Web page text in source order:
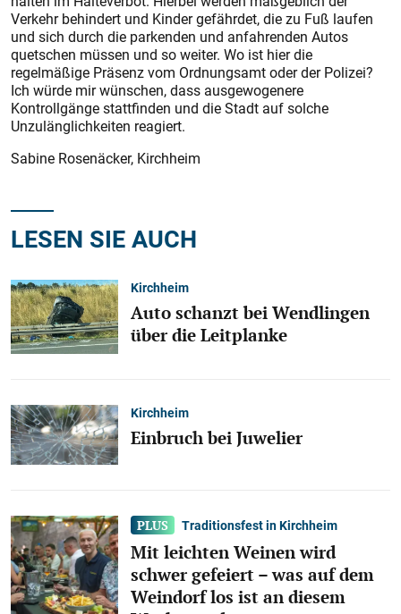
Verkehr behindert und Kinder gefährdet, die zu Fuß laufen
und sich durch die parkenden und anfahrenden Autos
quetschen müssen und so weiter. Wo ist hier die
regelmäßige Präsenz vom Ordnungsamt oder der Polizei?
Ich würde mir wünschen, dass ausgewogenere
Kontrollgänge stattfinden und die Stadt auf solche
Unzulänglichkeiten reagiert.
Sabine Rosenäcker, Kirchheim
LESEN SIE AUCH
Kirchheim
Auto schanzt bei Wendlingen
über die Leitplanke
Kirchheim
Einbruch bei Juwelier
Traditionsfest in Kirchheim
Mit leichten Weinen wird
schwer gefeiert – was auf dem
Weindorf los ist an diesem